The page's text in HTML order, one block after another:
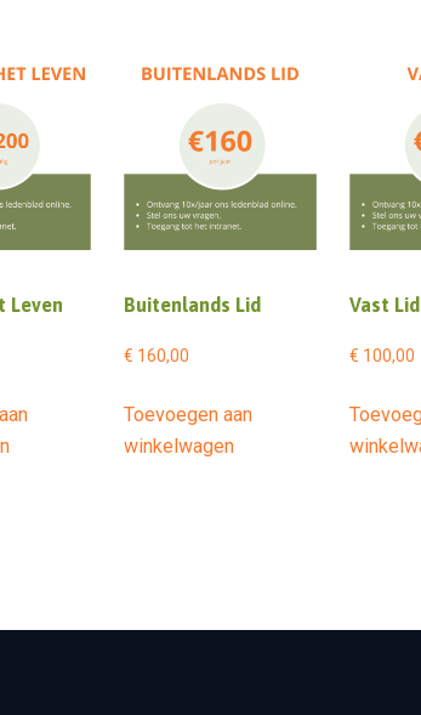
Leven Buitenlands Lid
€ 160,00
Toevoegen aan
winkelwagen
Vast Lid
€ 100,00